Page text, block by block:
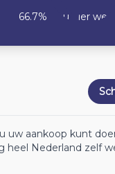
66.7% Zou hier
uw aankoop kunt
heel Nederland zelf